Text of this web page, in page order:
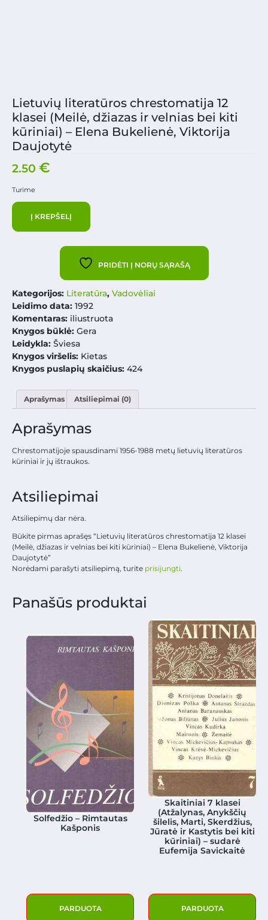
Lietuvių literatūros chrestomatija 12
klasei (Meilė, džiazas ir velnias bei kiti
kūriniai) – Elena Bukelienė, Viktorija
Daujotytė
2.50 €
Turime
Į KREPŠELĮ
PRIDĖTI Į NORŲ SĄRAŠĄ
Kategorijos: Literatūra, Vadovėliai
Leidimo data: 1992
Komentaras: iliustruota
Knygos būklė: Gera
Leidykla: Šviesa
Knygos viršelis: Kietas
Knygos puslapių skaičius: 424
Aprašymas Atsiliepimai (0)
Aprašymas
Chrestomatijoje spausdinami 1956-1988 metų lietuvių literatūros
kūriniai ir jų ištraukos.
Atsiliepimai
Atsiliepimų dar nėra.
Būkite pirmas aprašęs “Lietuvių literatūros chrestomatija 12 klasei
(Meilė, džiazas ir velnias bei kiti kūriniai) – Elena Bukelienė, Viktorija
Daujotytė”
Norėdami parašyti atsiliepimą, turite prisijungti.
Panašūs produktai
Solfedžio – Rimtautas
Kašponis
PARDUOTA
Skaitiniai 7 klasei
(Atžalynas, Anykščių
šilelis, Marti, Skerdžius,
Jūratė ir Kastytis bei kiti
kūriniai) – sudarė
Eufemija Savickaitė
PARDUOTA